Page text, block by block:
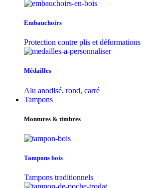
Embauchoirs
Protection contre plis et déformations
Médailles
Alu anodisé, rond, carré
Tampons
Montures & timbres
Tampons bois
Tampons traditionnels